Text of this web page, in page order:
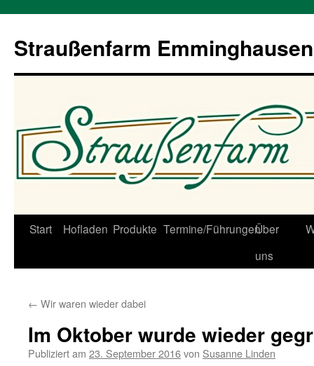
Straußenfarm Emminghausen
Zum
Start Hofladen Produkte Termine/FührungenÜber
uns
← Wir waren wieder dabei
Im Oktober wurde wieder
Publiziert am 23. September 2016von Susanne Linden